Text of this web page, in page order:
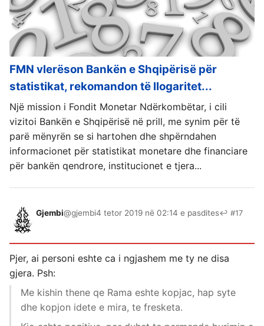
FMN vlerëson Bankën e Shqipërisë për
statistikat, rekomandon të llogaritet...
Një mission i Fondit Monetar Ndërkombëtar, i cili
vizitoi Bankën e Shqipërisë në prill, me synim për të
parë mënyrën se si hartohen dhe shpërndahen
informacionet për statistikat monetare dhe financiare
për bankën qendrore, institucionet e tjera...
Gjembi@gjembi4 tetor 2019 në 02:14 e pasdites↩ #17
Pjer, ai personi eshte ca i ngjashem me ty ne disa
gjera. Psh:
Me kishin thene qe Rama eshte kopjac, hap syte
dhe kopjon idete e mira, te fresketa.